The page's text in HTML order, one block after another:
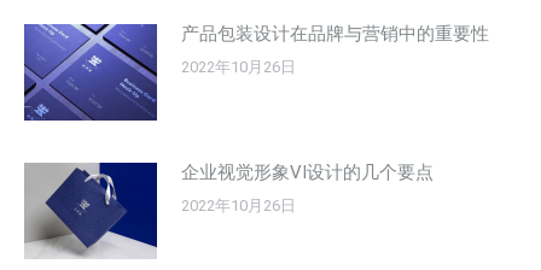
产品包装设计在品牌与营销中的重要性
2022年10月26日
企业视觉形象VI设计的几个要点
2022年10月26日